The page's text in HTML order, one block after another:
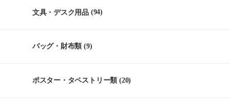
文具・デスク用品 (94)
バッグ・財布類 (9)
ポスター・タペストリー類 (20)